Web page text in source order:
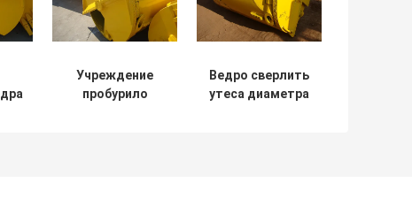
Учреждение
пробурило
Ведро сверлить
утеса диаметра